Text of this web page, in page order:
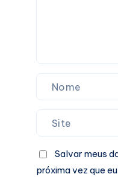
Salvar meus
próxima vez que